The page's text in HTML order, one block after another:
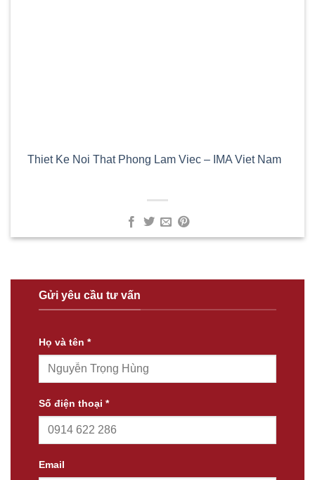
Thiet Ke Noi That Phong Lam Viec – IMA Viet Nam
Gửi yêu cầu tư vấn
Họ và tên *
Số điện thoại *
Email